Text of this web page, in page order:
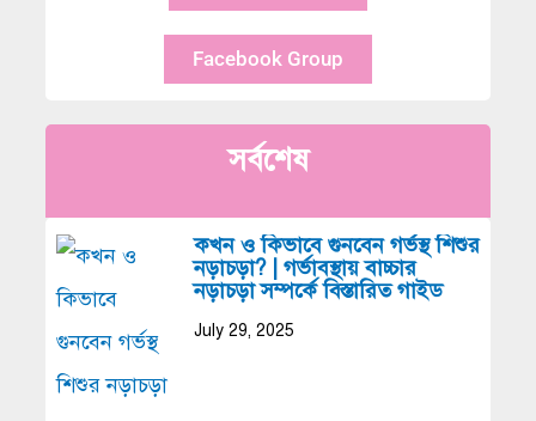
Facebook Group
সর্বশেষ
কখন ও কিভাবে গুনবেন গর্ভস্থ শিশুর
নড়াচড়া? | গর্ভাবস্থায় বাচ্চার
নড়াচড়া সম্পর্কে বিস্তারিত গাইড
July 29, 2025